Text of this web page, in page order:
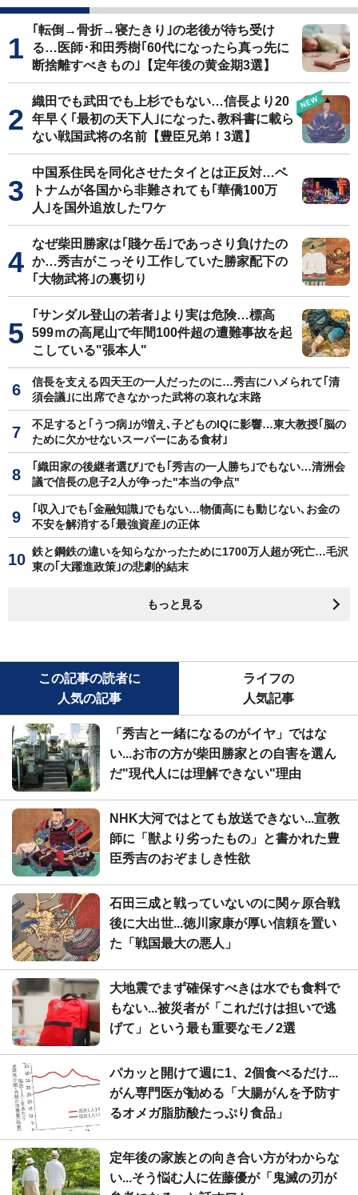
｢転倒→骨折→寝たきり｣の老後が待ち受け
る…医師･和田秀樹｢60代になったら真っ先に
断捨離すべきもの｣【定年後の黄金期3選】
織田でも武田でも上杉でもない…信長より20
年早く｢最初の天下人｣になった､教科書に載ら
ない戦国武将の名前【豊臣兄弟！3選】
中国系住民を同化させたタイとは正反対…ベ
トナムが各国から非難されても｢華僑100万
人｣を国外追放したワケ
なぜ柴田勝家は｢賤ケ岳｣であっさり負けたの
か…秀吉がこっそり工作していた勝家配下の
｢大物武将｣の裏切り
｢サンダル登山の若者｣より実は危険…標高
599ｍの高尾山で年間100件超の遭難事故を起
こしている"張本人"
信長を支える四天王の一人だったのに…秀吉にハメられて｢清
須会議｣に出席できなかった武将の哀れな末路
不足すると｢うつ病｣が増え､子どものIQに影響…東大教授｢脳の
ために欠かせないスーパーにある食材｣
｢織田家の後継者選び｣でも｢秀吉の一人勝ち｣でもない…清洲会
議で信長の息子2人が争った"本当の争点"
｢収入｣でも｢金融知識｣でもない…物価高にも動じない､お金の
不安を解消する｢最強資産｣の正体
鉄と鋼鉄の違いを知らなかったために1700万人超が死亡…毛沢
東の｢大躍進政策｣の悲劇的結末
もっと見る
この記事の読者に
人気の記事
ライフの
人気記事
「秀吉と一緒になるのがイヤ」ではな
い...お市の方が柴田勝家との自害を選ん
だ"現代人には理解できない"理由
NHK大河ではとても放送できない...宣教
師に「獣より劣ったもの」と書かれた豊
臣秀吉のおぞましき性欲
石田三成と戦っていないのに関ヶ原合戦
後に大出世...徳川家康が厚い信頼を置い
た「戦国最大の悪人」
大地震でまず確保すべきは水でも食料で
もない...被災者が「これだけは担いで逃
げて」という最も重要なモノ2選
パカッと開けて週に1、2個食べるだけ...
がん専門医が勧める「大腸がんを予防す
るオメガ脂肪酸たっぷり食品」
定年後の家族との向き合い方がわからな
い...そう悩む人に佐藤優が「鬼滅の刃が